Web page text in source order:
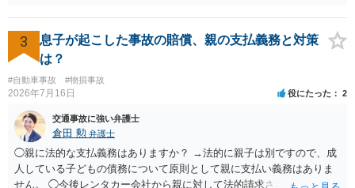
3
息子が起こした事故の賠償、親の支払義務と対策
は？
#自動車事故 #物損事故
2026年7月16日 役にたった 2
交通事故に強い弁護士
倉田 勲 弁護士
◯親に法的な支払義務はありますか？ →法的に親子は別ですので、成
人している子どもの債務について原則として親に支払い義務はありま
せん。 ◯今後レンタカー会社から親に対して法的請求される可能性は